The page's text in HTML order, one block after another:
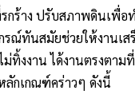
รกร้าง ปรับสภาพดินเพื่
ณ์ทันสมัยช่วยให้งานเส
ทิ้งงาน ได้งานตรงตา
กเกณฑ์คร่าวๆ ดังนี้